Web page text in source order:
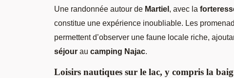
Une randonnée autour de Martiel, avec la
constitue une expérience inoubliable. Les
permettent d’observer une faune locale riche,
séjour au camping Najac.
Loisirs nautiques sur le lac, y compris la